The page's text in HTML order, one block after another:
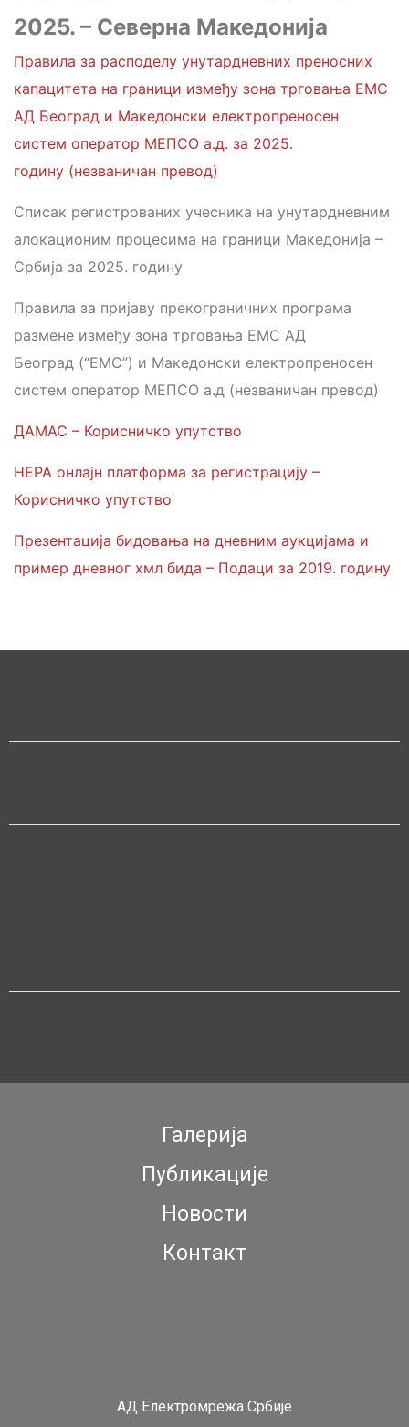
2025. – Северна Македонија
Правила за расподелу унутардневних преносних
капацитета на граници између зона трговања ЕМС
АД Београд и Македонски електропреносен
систем оператор МЕПСО а.д. за 2025.
годину (незваничан превод)
Списак регистрованих учесника на унутардневним
алокационим процесима на граници Македонија –
Србија за 2025. годину
Правила за пријаву прекограничних програма
размене између зона трговања ЕМС АД
Београд (“ЕМС”) и Македонски електропреносен
систем оператор МЕПСО а.д (незваничан превод)
ДАМАС – Корисничко упутство
НЕРА онлајн платформа за регистрацију –
Корисничко упутство
Презентација бидовања на дневним аукцијама и
пример дневног xмл бида – Подаци за 2019. годину
Галерија
Публикације
Новости
Контакт
АД Електромрежа Србије